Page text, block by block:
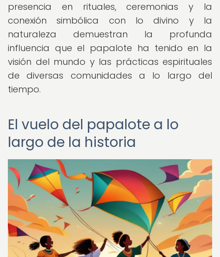
presencia en rituales, ceremonias y la
conexión simbólica con lo divino y la
naturaleza demuestran la profunda
influencia que el papalote ha tenido en la
visión del mundo y las prácticas espirituales
de diversas comunidades a lo largo del
tiempo.
El vuelo del papalote a lo
largo de la historia